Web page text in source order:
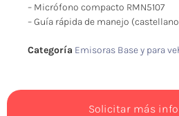
– Micrófono compacto RMN5107
– Guía rápida de manejo
Categoría Emisoras Base y para
Solicitar más